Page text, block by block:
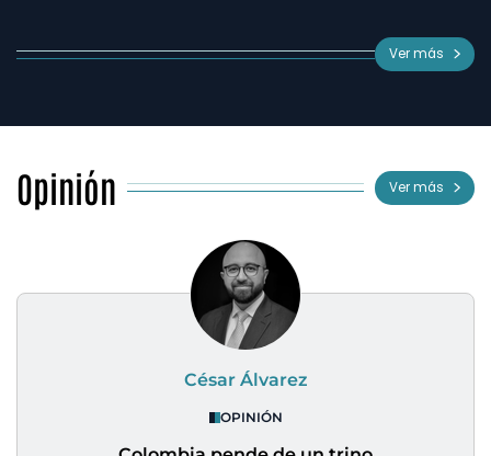
Ver más
Opinión Ver más
César Álvarez
OPINIÓN